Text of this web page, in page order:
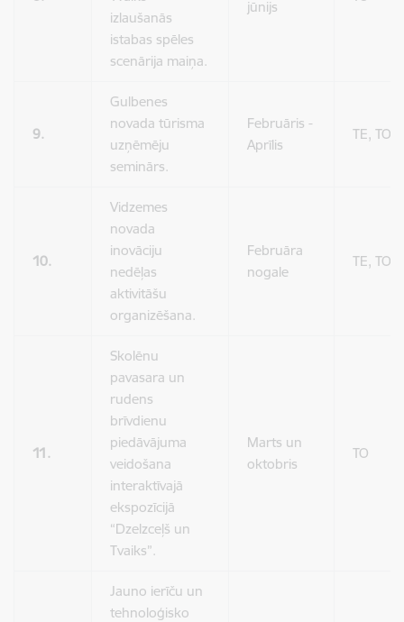
izlaušanās
istabas spēles
scenārija maiņa.
jūnijs
9.
Gulbenes
novada tūrisma
uzņēmēju
seminārs.
Februāris -
Aprīlis
TE, TO
10.
Vidzemes
novada
inovāciju
nedēļas
aktivitāšu
organizēšana.
Februāra
nogale
TE, TO
11.
Skolēnu
pavasara un
rudens
brīvdienu
piedāvājuma
veidošana
interaktīvajā
ekspozīcijā
“Dzelzceļš un
Tvaiks”.
Marts un
oktobris
TO
Jauno ierīču un
tehnoloģisko